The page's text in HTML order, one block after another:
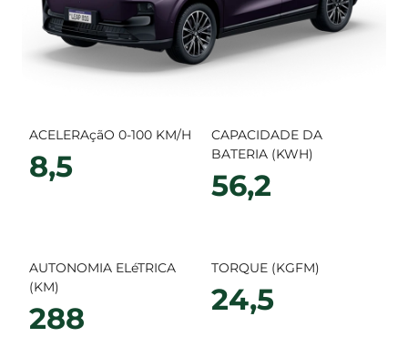
ACELERAçãO 0-100 KM/H
8,5
CAPACIDADE DA
BATERIA (KWH)
56,2
AUTONOMIA ELéTRICA
(KM)
288
TORQUE (KGFM)
24,5